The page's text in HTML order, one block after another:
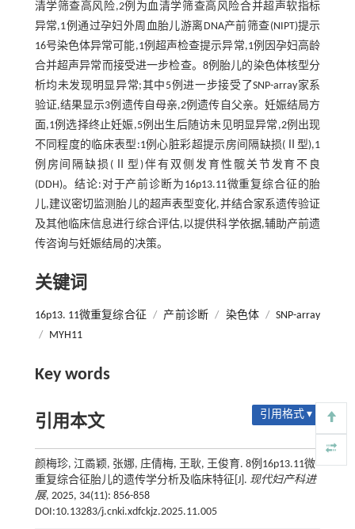
清学筛查高风险,2例为血清学筛查高风险合并超声软指标
异常,1例通过孕妇外周血胎儿游离DNA产前筛查(NIPT)提示
16号染色体异常可能,1例超声检查提示异常,1例因孕妇高龄
合并超声异常而接受进一步检查。8例胎儿的染色体核型分
析均未发现明显异常;其中5例进一步接受了SNP-array家系
验证,结果显示3例遗传自母亲,2例遗传自父亲。妊娠结局方
面,1例选择终止妊娠,5例出生后随访未见明显异常,2例出现
不同程度的临床表型:1例心脏彩超提示房间隔缺损(Ⅱ型),1
例房间隔缺损(Ⅱ型)伴有双侧发育性髋关节发育不良
(DDH)。结论:对于产前诊断为16p13.11微重复综合征的胎
儿,建议密切监测胎儿的超声表型变化,并结合家系遗传验证
及其他临床信息进行综合评估,以提供科学依据,辅助产前遗
传咨询与妊娠结局的决策。
关键词
16p13. 11微重复综合征 / 产前诊断 / 染色体 / SNP-array
/
MYH11
Key words
引用本文 引用格式 ▾
颜梅珍, 江矞颖, 张娜, 庄倩梅, 王耿, 王俊育. 8例16p13.11微
重复综合征胎儿的遗传学分析及临床特征[J]. 现代妇产科进
展, 2025, 34(11): 856-858
DOI:10.13283/j.cnki.xdfckjz.2025.11.005